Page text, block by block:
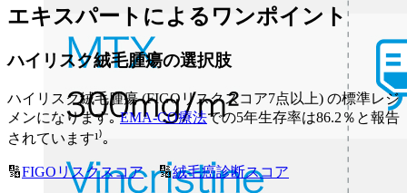
エキスパートによるワンポイント
ハイリスク絨毛腫瘍の選択肢
ハイリスク絨毛腫瘍 (FIGOリスクスコア7点以上) の標準レジ
メンになります｡EMA-CO療法での5年生存率は86.2％と報告
されています¹⁾｡
🔢FIGOリスクスコア🔢絨毛癌診断スコア